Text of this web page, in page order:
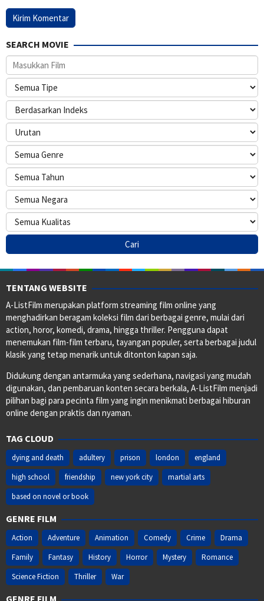
SEARCH MOVIE
TENTANG WEBSITE
A-ListFilm merupakan platform streaming film online yang
menghadirkan beragam koleksi film dari berbagai genre, mulai dari
action, horor, komedi, drama, hingga thriller. Pengguna dapat
menemukan film-film terbaru, tayangan populer, serta berbagai judul
klasik yang tetap menarik untuk ditonton kapan saja.
Didukung dengan antarmuka yang sederhana, navigasi yang mudah
digunakan, dan pembaruan konten secara berkala, A-ListFilm menjadi
pilihan bagi para pecinta film yang ingin menikmati berbagai hiburan
online dengan praktis dan nyaman.
TAG CLOUD
dying and death adultery prison london
england
high school
friendship new york city
martial arts
based on novel or book
GENRE FILM
Action Adventure Animation Comedy Crime
Drama
Family
Fantasy History Horror Mystery
Romance
Science Fiction
Thriller War